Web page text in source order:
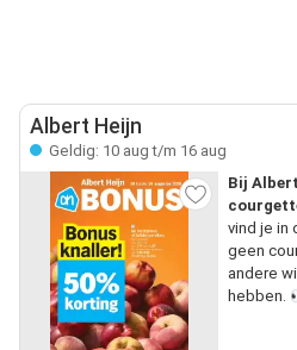
Albert Heijn
Geldig: 10 aug t/m 16 aug
Bij
vind je in
geen
andere
hebben.